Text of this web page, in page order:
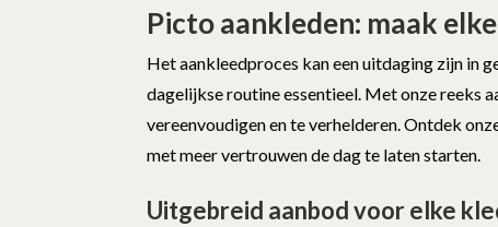
Picto aankleden: maak
Het aankleedproces kan een uitdaging zijn in
dagelijkse routine essentieel. Met onze reeks
vereenvoudigen en te verhelderen. Ontdek
met meer vertrouwen de dag te laten starten.
Uitgebreid aanbod voor elke